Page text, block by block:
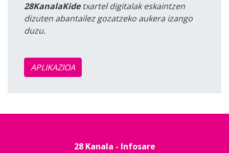
28KanalaKidetxartel digitalak eskaintzen
dizuten abantailez gozatzeko aukera izango
duzu.
APLIKAZIOA
28 Kanala - Infosare